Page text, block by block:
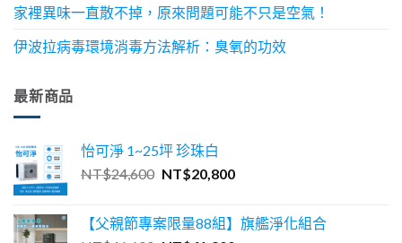
家裡異味一直散不掉，原來問題可能不只是空氣！
伊波拉病毒環境消毒方法解析：臭氧的功效
最新商品
怡可淨 1~25坪 珍珠白
NT$24,600 原
格：
NT$20,800目
格：
【父親節專案限量88組】旗艦淨化組合